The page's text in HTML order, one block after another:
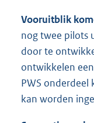
Vooruitblik
nog twee pilots
door te
ontwikkelen
PWS onderdeel
kan worden